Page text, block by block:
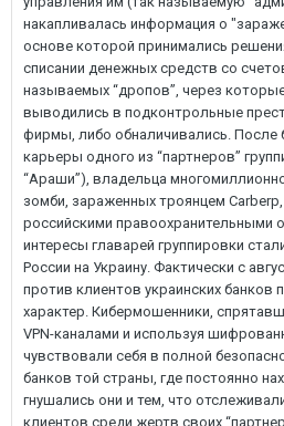
накапливалась информация о
основе которой принимались
списании денежных средств со
называемых “дропов”, через
выводились в подконтрольные
фирмы, либо обналичивались. После
карьеры одного из “партнеров”
“Араши”), владельца
зомби, зараженных троянцем
российскими правоохранительными
интересы главарей группировки
России на Украину. Фактически с
против клиентов украинских банков
характер. Кибермошенники,
VPN-каналами и используя
чувствовали себя в полной
банков той страны, где постоянно
гнушались они и тем, что
клиентов среди жертв своих